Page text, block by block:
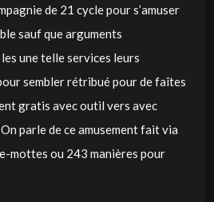
de 21 cycle pour s’amuser
sauf que arguments
une telle services leurs
sembler rétribué pour de faîtes
gratis avec outil vers avec
parle de ce amusement fait via
mottes ou 243 manières pour